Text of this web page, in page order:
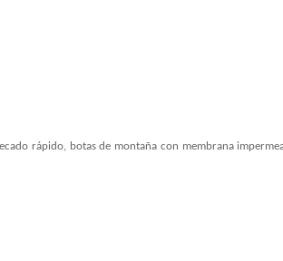
rápido, botas de montaña con membrana